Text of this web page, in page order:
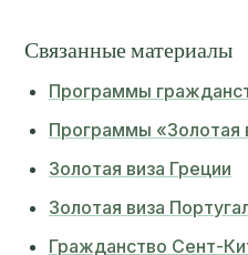
Связанные материалы
Программы
Программы «Золотая
Золотая виза Греции
Золотая виза
Гражданство Сент-